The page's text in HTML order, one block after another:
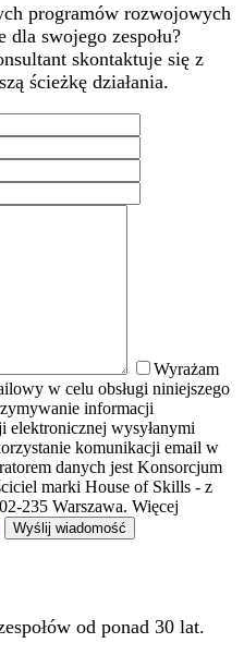
programów rozwojowych
dla swojego zespołu?
skontaktuje się z
ścieżkę działania.
Wyrażam
w celu obsługi niniejszego
informacji
elektronicznej wysyłanymi
komunikacji email w
danych jest Konsorcjum
marki House of Skills - z
235 Warszawa. Więcej
od ponad 30 lat.